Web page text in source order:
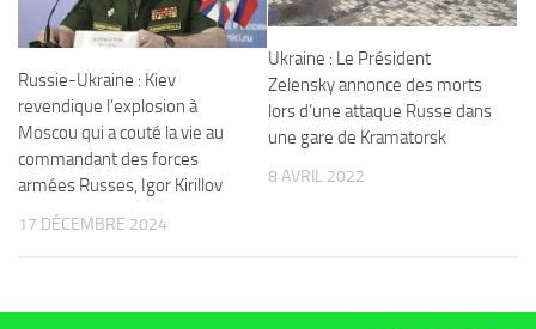
Russie-Ukraine : Kiev
revendique l’explosion à
Moscou qui a couté la vie au
commandant des forces
armées Russes, Igor Kirillov
17 DÉCEMBRE 2024
Ukraine : Le Président
Zelensky annonce des morts
lors d’une attaque Russe dans
une gare de Kramatorsk
8 AVRIL 2022